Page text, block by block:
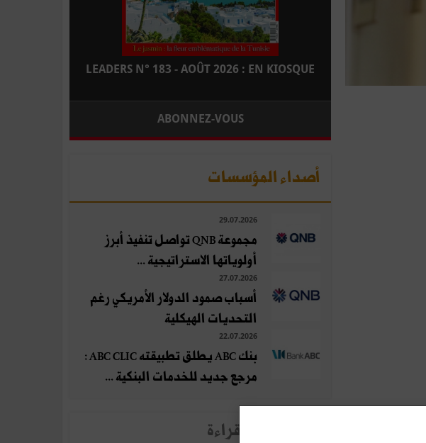
LEADERS N° 183 - AOÛT 2026 : EN KIOSQUE
ABONNEZ-VOUS
أصداء المؤسسات
29.07.2026
مجموعة QNB تواصل تنفيذ أبرز
أولوياتها الاستراتيجية ...
27.07.2026
أسباب صمود الدولار الأمريكي رغم
التحديات الهيكلية
22.07.2026
بنك ABC يطلق تطبيقته ABC CLIC :
مرجع جديد للخدمات البنكية ...
الأخبار الأكثر قراءة